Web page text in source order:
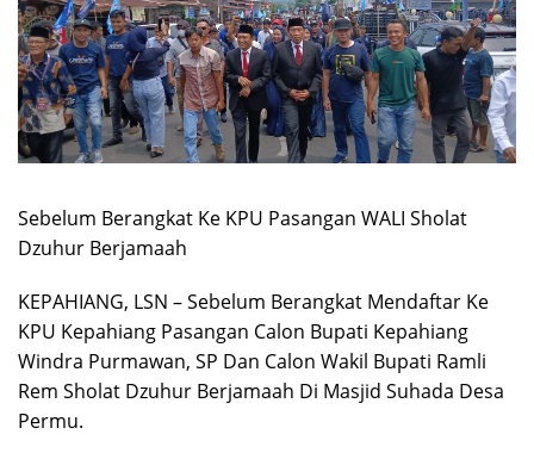
Sebelum Berangkat Ke KPU Pasangan WALI Sholat
Dzuhur Berjamaah
KEPAHIANG, LSN – Sebelum Berangkat Mendaftar Ke
KPU Kepahiang Pasangan Calon Bupati Kepahiang
Windra Purmawan, SP Dan Calon Wakil Bupati Ramli
Rem Sholat Dzuhur Berjamaah Di Masjid Suhada Desa
Permu.